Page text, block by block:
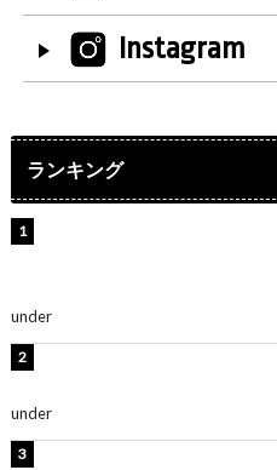
Instagram
ランキング
under
under